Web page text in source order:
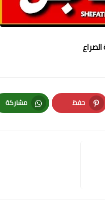
حفظ
Pinterest
مشاركة
Whatsapp